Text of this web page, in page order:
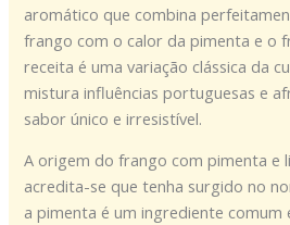
aromático que combina
frango com o calor da pimenta e o
receita é uma variação clássica da
mistura influências portuguesas e
sabor único e irresistível.
A origem do frango com pimenta e
acredita-se que tenha surgido no
a pimenta é um ingrediente comum